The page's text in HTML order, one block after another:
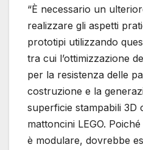
“È necessario un
realizzare gli aspetti
prototipi utilizzando
tra cui l’ottimizzazione
per la resistenza delle
costruzione e la
superficie stampabili 3D
mattoncini LEGO.
è modulare, dovrebbe